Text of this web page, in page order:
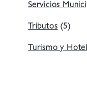
Servicios
Tributos(5)
Turismo y